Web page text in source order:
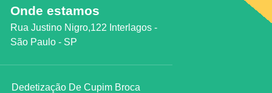
Onde estamos
Rua Justino Nigro,122 Interlagos -
São Paulo - SP
Dedetização De Cupim Broca